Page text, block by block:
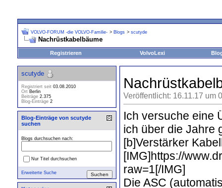
VOLVO-FORUM -die VOLVO-Familie- > Blogs > scutyde
Nachrüstkabelbäume
Registrieren VolvoLexi
Veröffentlicht: 16.11.17 um
Ich versuche eine
ich über die Jahre
[b]Verstärker
[IMG]https://
raw=1[/IMG]
Die ASC
scutyde
Registriert seit 03.08.2010
Ort Berlin
Beiträge 2.375
Blog-Einträge 2
Blog-Einträge von scutyde
suchen
Blogs durchsuchen nach:
Nur Titel durchsuchen
Erweiterte Suche